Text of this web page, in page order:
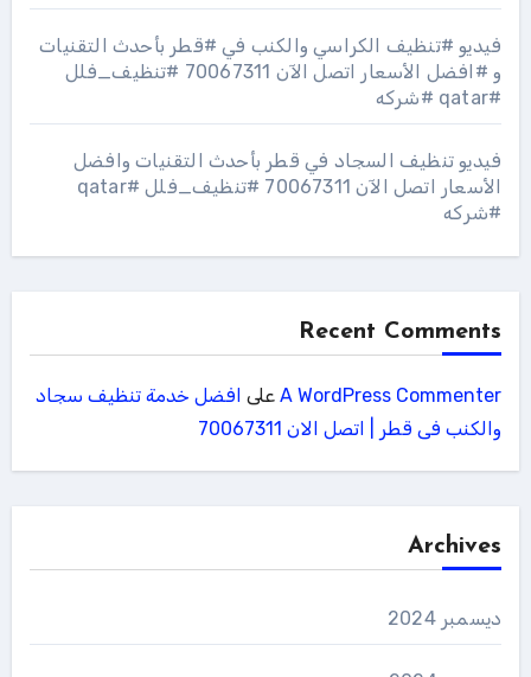
فيديو #تنظيف الكراسي والكنب في #قطر بأحدث التقنيات
و #افضل الأسعار اتصل الآن 70067311 #تنظيف_فلل
#qatar #شركه
فيديو تنظيف السجاد في قطر بأحدث التقنيات وافضل
الأسعار اتصل الآن 70067311 #تنظيف_فلل #qatar
#شركه
Recent Comments
A WordPress Commenterعلى افضل خدمة تنظيف سجاد
والكنب فى قطر | اتصل الان 70067311
Archives
ديسمبر 2024